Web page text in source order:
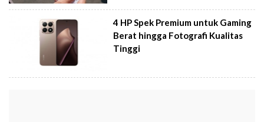
4 HP Spek Premium untuk Gaming
Berat hingga Fotografi Kualitas
Tinggi